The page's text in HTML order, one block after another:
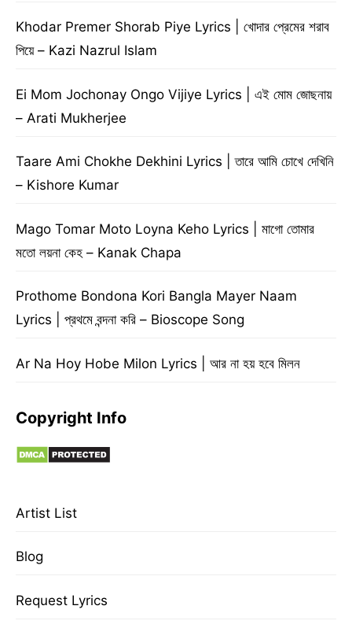
Khodar Premer Shorab Piye Lyrics | খোদার প্রেমের শরাব
পিয়ে – Kazi Nazrul Islam
Ei Mom Jochonay Ongo Vijiye Lyrics | এই মোম জোছনায়
– Arati Mukherjee
Taare Ami Chokhe Dekhini Lyrics | তারে আমি চোখে দেখিনি
– Kishore Kumar
Mago Tomar Moto Loyna Keho Lyrics | মাগো তোমার
মতো লয়না কেহ – Kanak Chapa
Prothome Bondona Kori Bangla Mayer Naam
Lyrics | প্রথমে বন্দনা করি – Bioscope Song
Ar Na Hoy Hobe Milon Lyrics | আর না হয় হবে মিলন
Copyright Info
Artist List
Blog
Request Lyrics